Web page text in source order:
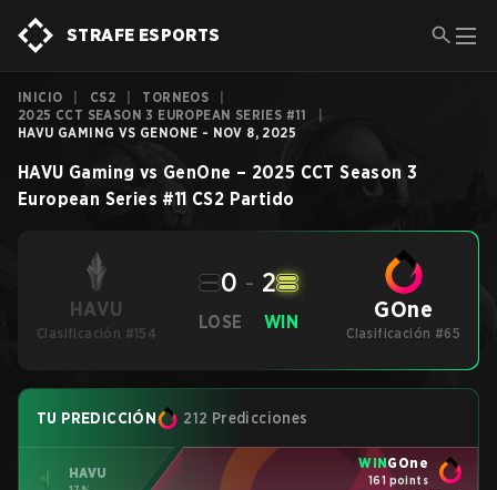
STRAFE ESPORTS
INICIO CS2 TORNEOS
2025 CCT SEASON 3 EUROPEAN SERIES #11
HAVU GAMING VS GENONE - NOV 8, 2025
HAVU Gaming vs GenOne – 2025 CCT Season 3
European Series #11 CS2 Partido
HAVU
Clasificación #154
LOSE
0 - 2
WIN GOne
Clasificación #65
TU PREDICCIÓN 212 Predicciones
HAVU
WINGOne
161 points